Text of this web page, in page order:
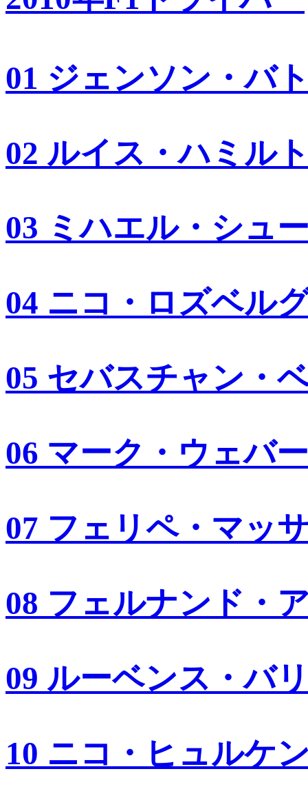
01 ジェンソン・バ
02 ルイス・ハミル
03 ミハエル・シュ
04 ニコ・ロズベル
05 セバスチャン・
06 マーク・ウェバー
07 フェリペ・マッ
08 フェルナンド・
09 ルーベンス・バ
10 ニコ・ヒュルケ